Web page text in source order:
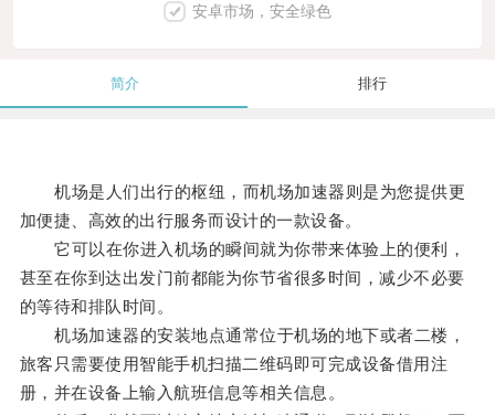
安卓市场，安全绿色
简介 排行
机场是人们出行的枢纽，而机场加速器则是为您提供更
加便捷、高效的出行服务而设计的一款设备。
它可以在你进入机场的瞬间就为你带来体验上的便利，
甚至在你到达出发门前都能为你节省很多时间，减少不必要
的等待和排队时间。
机场加速器的安装地点通常位于机场的地下或者二楼，
旅客只需要使用智能手机扫描二维码即可完成设备借用注
册，并在设备上输入航班信息等相关信息。